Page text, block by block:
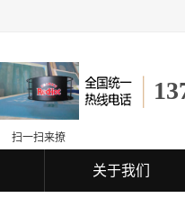
扫一扫来撩
关于我们